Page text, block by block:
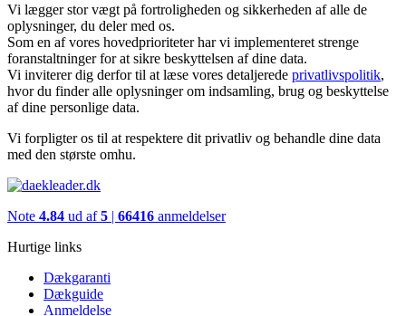
Vi lægger stor vægt på fortroligheden og sikkerheden af alle de
oplysninger, du deler med os.
Som en af vores hovedprioriteter har vi implementeret strenge
foranstaltninger for at sikre beskyttelsen af dine data.
Vi inviterer dig derfor til at læse vores detaljerede privatlivspolitik,
hvor du finder alle oplysninger om indsamling, brug og beskyttelse
af dine personlige data.
Vi forpligter os til at respektere dit privatliv og behandle dine data
med den største omhu.
Note 4.84 ud af5 | 66416 anmeldelser
Hurtige links
Dækgaranti
Dækguide
Anmeldelse